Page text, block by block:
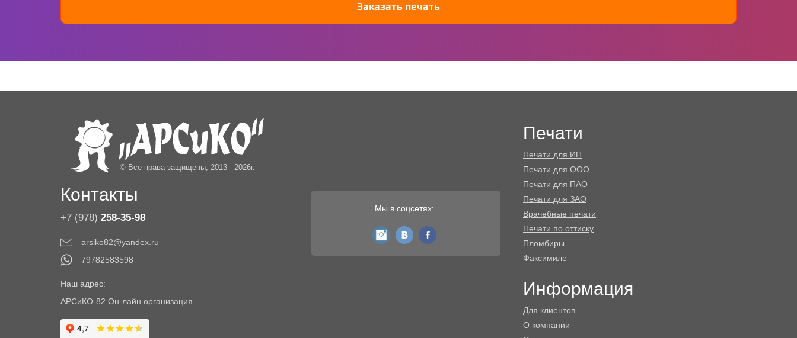
Заказать печать
© Все права защищены, 2013 - 2026г.
Контакты
+7 (978) 258-35-98
arsiko82@yandex.ru
79782583598
Наш адрес:
АРСиКО-82 Он-лайн организация
Мы в соцсетях:
instagram
vk fb
Печати
Печати для ИП
Печати для ООО
Печати для ПАО
Печати для ЗАО
Врачебные печати
Печати по оттиску
Пломбиры
Факсимиле
Информация
Для клиентов
О компании